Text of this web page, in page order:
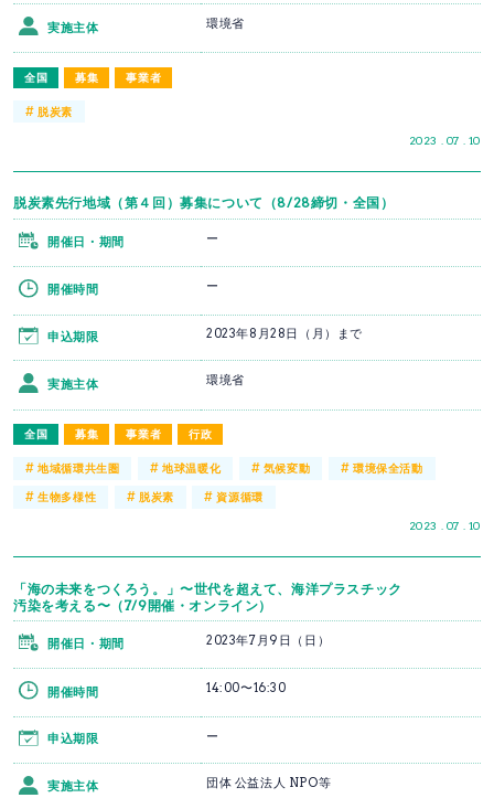
全国 募集 事業者
2023 . 07 . 10
実施主体 環境省
#脱炭素
脱炭素先行地域（第４回）募集について（8/28締切・全国）
全国 募集 事業者 行政
2023 . 07 . 10
開催日・期間 ー
開催時間 ー
申込期限 2023年8月28日（月）まで
実施主体 環境省
#地域循環共生圏 #地球温暖化 # 気候変動 # 環境保全活動
#生物多様性 # 脱炭素 #資源循環
「海の未来をつくろう。」〜世代を超えて、海洋プラスチック
汚染を考える〜（7/9開催・オンライン）
開催日・期間 2023年7月9日（日）
開催時間 14:00〜16:30
申込期限 ー
実施主体 団体 公益法人 NPO等